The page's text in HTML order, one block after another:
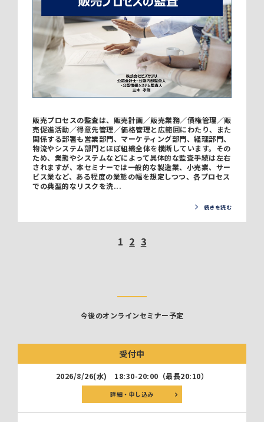
販売プロセスの監査は、販売計画／販売業務／債権管理／販
売促進活動／得意先管理／価格管理と広範囲にわたり、また
関係する部署も営業部門、マーケティング部門、経理部門、
物流やシステム部門とほぼ組織全体を横断しています。その
ため、業態やシステムなどによって具体的な監査手続は左右
されますが、本セミナーでは一般的な製造業、小売業、サー
ビス業など、ある程度の業態の幅を想定しつつ、各プロセス
での典型的なリスクを洗...
続きを読む
1 2 3
今後のオンラインセミナー予定
受付中
2026/8/26(水) 18:30-20:00（最長20:10）
詳細・申し込み